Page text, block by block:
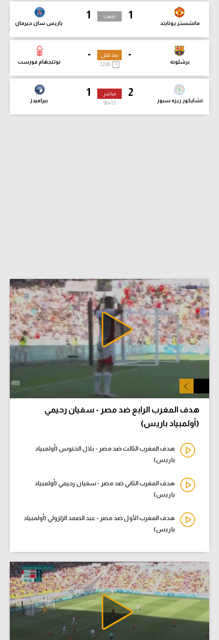
1
مانشستر يونايتد
1
باريس سان جيرمان
انتهت
-
برشلونة
-
نوتنجهام فورست
بعد قليل
2
تشايكور ريزه سبور
1
بيراميدز
مباشر
90+13
هدف المغرب الرابع ضد مصر - سفيان رحيمي
(أولمبياد باريس)
هدف المغرب الثالث ضد مصر - بلال الخنوس (أولمبياد
باريس)
هدف المغرب الثاني ضد مصر - سفيان رحيمي (أولمبياد
باريس)
هدف المغرب الأول ضد مصر - عبد الصمد الزلزولي (أولمبياد
باريس)